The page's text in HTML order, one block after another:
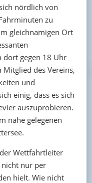
nördlich von
zu
gleichnamigen Ort
dort gegen 18 Uhr
des Vereins,
und
einig, dass es sich
auszuprobieren.
nahe gelegenen
Wettfahrtleiter
nicht nur per
hielt. Wie nicht